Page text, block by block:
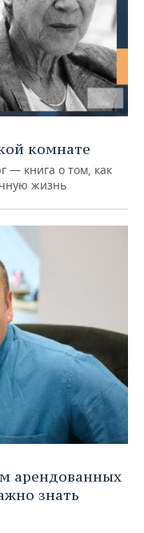
комнате
— книга о том, как
жизнь
арендованных
знать